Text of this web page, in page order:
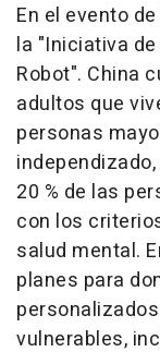
En el evento
la "Iniciativa
Robot". China
adultos que
personas
20 % de las
con los
salud mental.
planes para
vulnerables,